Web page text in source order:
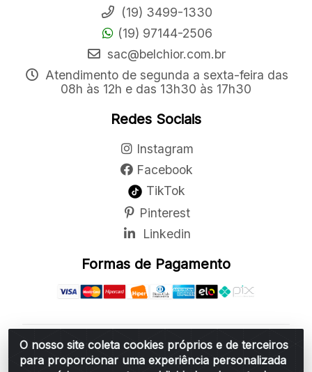
O nosso site coleta cookies próprios e de terceiros
para proporcionar uma experiência personalizada
(19) 3499-1330
(19) 97144-2506
sac@belchior.com.br
Atendimento de segunda a sexta-feira das
08h às 12h e das 13h30 às 17h30
Redes Sociais
Instagram
Facebook
TikTok
Pinterest
Linkedin
Formas de Pagamento
Belchior Cortinas e Acessórios LTDA - R: Rua
Vereador Sérgio Leopoldino Alves, 876 - Santa